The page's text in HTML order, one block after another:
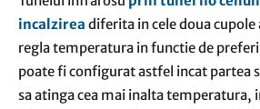
incalzirea diferita in cele doua cupole
regla temperatura in functie de
poate fi configurat astfel incat partea
sa atinga cea mai inalta temperatura,